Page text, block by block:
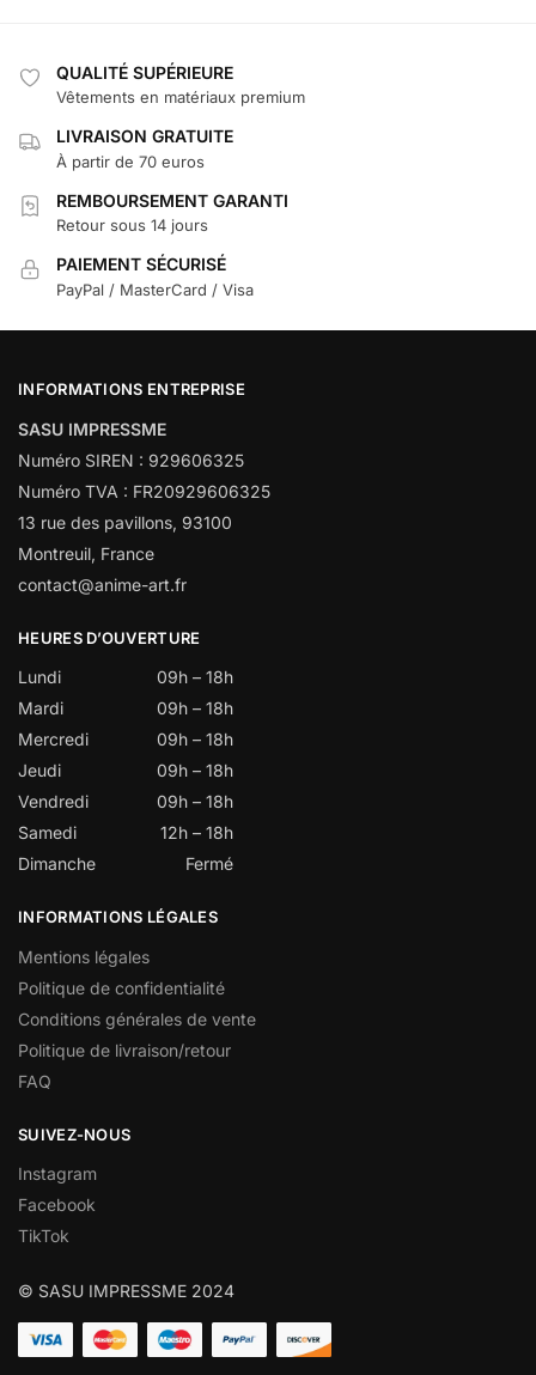
QUALITÉ SUPÉRIEURE
Vêtements en matériaux premium
LIVRAISON GRATUITE
À partir de 70 euros
REMBOURSEMENT GARANTI
Retour sous 14 jours
PAIEMENT SÉCURISÉ
PayPal / MasterCard / Visa
INFORMATIONS ENTREPRISE
SASU IMPRESSME
Numéro SIREN : 929606325
Numéro TVA : FR20929606325
13 rue des pavillons, 93100
Montreuil, France
contact@anime-art.fr
HEURES D’OUVERTURE
Lundi
09h – 18h
Mardi
09h – 18h
Mercredi
09h – 18h
Jeudi
09h – 18h
Vendredi
09h – 18h
Samedi
12h – 18h
Dimanche
Fermé
INFORMATIONS LÉGALES
Mentions légales
Politique de confidentialité
Conditions générales de vente
Politique de livraison/retour
FAQ
SUIVEZ-NOUS
Instagram
Facebook
TikTok
© SASU IMPRESSME 2024